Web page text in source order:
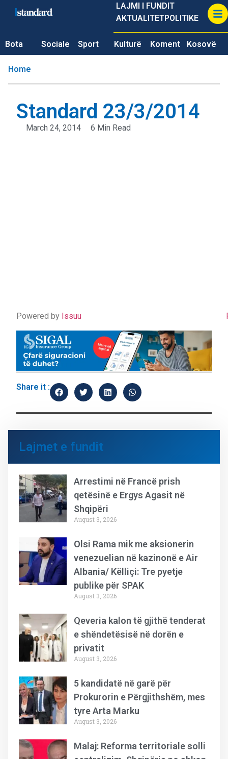
LAJMI I FUNDIT
AKTUALITETPOLITIKE
Bota Sociale Sport Kulturë Koment Kosovë
Home
Standard 23/3/2014
March 24, 2014 6 Min Read
Powered by Issuu
Share it :
Lajmet e fundit
Arrestimi në Francë prish
qetësinë e Ergys Agasit në
Shqipëri
August 3, 2026
Olsi Rama mik me aksionerin
venezuelian në kazinonë e Air
Albania/ Këlliçi: Tre pyetje
publike për SPAK
August 3, 2026
Qeveria kalon të gjithë tenderat
e shëndetësisë në dorën e
privatit
August 3, 2026
5 kandidatë në garë për
Prokurorin e Përgjithshëm, mes
tyre Arta Marku
August 3, 2026
Malaj: Reforma territoriale solli